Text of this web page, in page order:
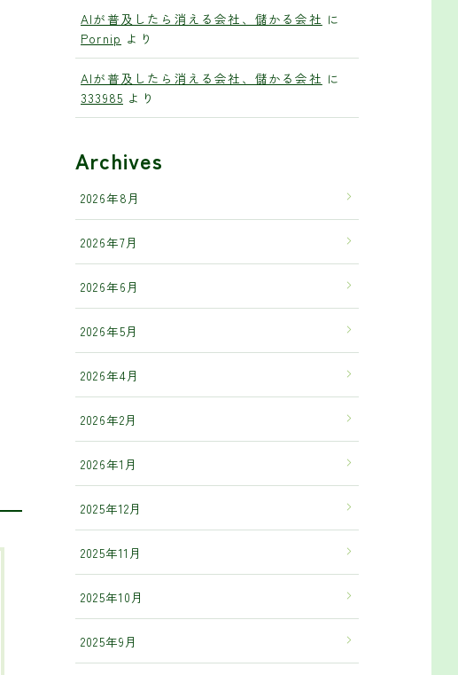
AIが普及したら消える会社、儲かる会社 に
Pornip より
AIが普及したら消える会社、儲かる会社 に
333985 より
Archives
2026年8月
2026年7月
2026年6月
2026年5月
2026年4月
2026年2月
2026年1月
2025年12月
2025年11月
2025年10月
2025年9月